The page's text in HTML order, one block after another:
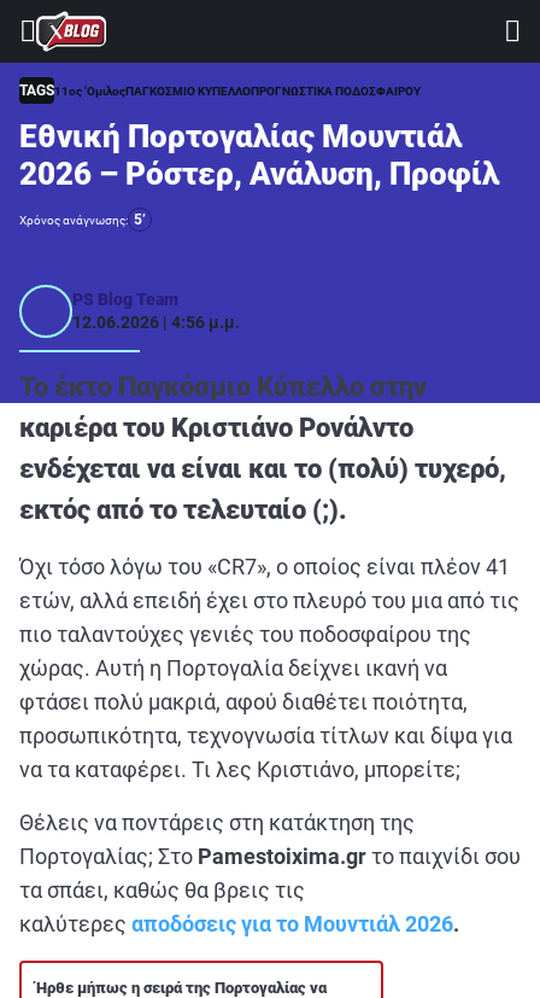
⚽ ΜΟΥΝΤΙΑΛ 2026
ΣΤΟΙΧΗΜΑ
CASINO
ΠΡΟΓΝΩΣΤΙΚΑ ΤIPSTERS
ΠΡΟΓΝΩΣΤΙΚΑ ΚΑΤΗΓΟΡΙΕΣ
ΠΡΟΣΦΟΡΕΣ
ΔΙΑΓΩΝΙΣΜΟΙ
TSILI LEAGUE
RETRO
BLOGS
QUIZ
ΣΥΝΕΝΤΕΥΞΕΙΣ
ΑΘΛΗΤΙΚΕΣ ΜΕΤΑΔΟΣΕΙΣ
Εξυπηρέτηση Πελατών
TAGS11ος 'ΟμιλοςΠΑΓΚΟΣΜΙΟ ΚΥΠΕΛΛΟΠΡΟΓΝΩΣΤΙΚΑ ΠΟΔΟΣΦΑΙΡΟΥ
Εθνική Πορτογαλίας Μουντιάλ
2026 – Ρόστερ, Ανάλυση, Προφίλ
Χρόνος ανάγνωσης: 5’
PS Blog Team
12.06.2026 | 4:56 μ.μ.
Το έκτο Παγκόσμιο Κύπελλο στην
καριέρα του Κριστιάνο Ρονάλντο
ενδέχεται να είναι και το (πολύ) τυχερό,
εκτός από το τελευταίο (;).
Όχι τόσο λόγω του «CR7», ο οποίος είναι πλέον 41
ετών, αλλά επειδή έχει στο πλευρό του μια από τις
πιο ταλαντούχες γενιές του ποδοσφαίρου της
χώρας. Αυτή η Πορτογαλία δείχνει ικανή να
φτάσει πολύ μακριά, αφού διαθέτει ποιότητα,
προσωπικότητα, τεχνογνωσία τίτλων και δίψα για
να τα καταφέρει. Τι λες Κριστιάνο, μπορείτε;
Θέλεις να ποντάρεις στη κατάκτηση της
Πορτογαλίας; Στο Pamestoixima.grτο παιχνίδι σου
τα σπάει, καθώς θα βρεις τις
καλύτερες αποδόσεις για το Μουντιάλ 2026.
Ήρθε μήπως η σειρά της Πορτογαλίας να